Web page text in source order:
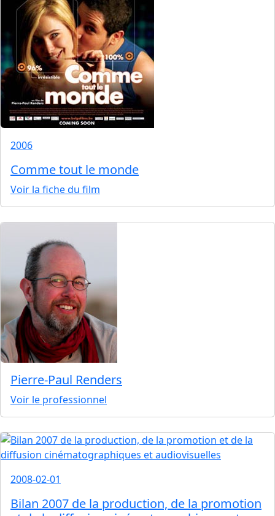
2006
Comme tout le monde
Voir la fiche du film
Pierre-Paul Renders
Voir le professionnel
2008-02-01
Bilan 2007 de la production, de la promotion